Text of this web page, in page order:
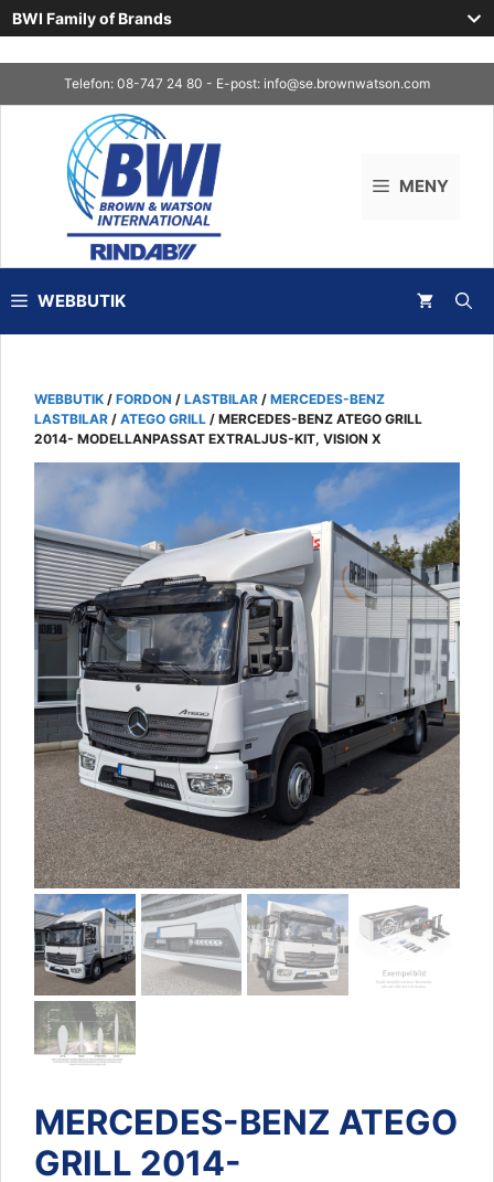
BWI Family of Brands
to
Telefon: 08-747 24 80 - E-post: info@se.brownwatson.com
MENY
WEBBUTIK
WEBBUTIK / FORDON / LASTBILAR / MERCEDES-BENZ
LASTBILAR / ATEGO GRILL / MERCEDES-BENZ ATEGO GRILL
2014- MODELLANPASSAT EXTRALJUS-KIT, VISION X
MERCEDES-BENZ ATEGO
GRILL 2014-